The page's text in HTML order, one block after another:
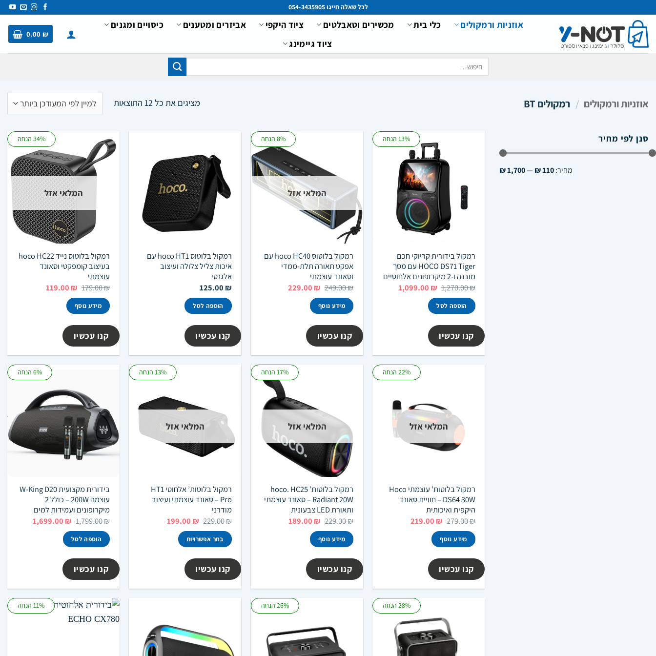
content
לכל שאלה חייגו 054-3435905
אוזניות ורמקולים כלי בית מכשירים וטאבלטים ציוד היקפי אביזרים ומטענים
כיסויים ומגנים
ציוד גיימינג
0.00 ₪
עבור:
אוזניות ורמקולים / רמקולים BT מציגים את כל ⁦12⁩ התוצאות
העדכני
ביותר
סנן לפי מחיר
מחיר:110 ₪
—
1,700 ₪
13% הנחה
רמקול בידורית קריוקי חכם
HOCO DS71 Tiger עם מסך
מובנה ו-2 מיקרופונים אלחוטיים
1,270.00₪ המחיר
המקורי
היה:
1,270.00 ₪.
1,099.00 ₪ המחיר
הוספה לסל
קנו עכשיו
8% הנחה
המלאי אזל
רמקול בלוטוס hoco HC40 עם
אפקט תאורה תלת-ממדי
וסאונד עוצמתי
249.00₪ המחיר
המקורי
היה:
249.00 ₪.
229.00 ₪ המחיר
מידע נוסף
קנו עכשיו
רמקול בלוטוס hoco HT1 עם
איכות צליל צלולה ועיצוב
אלגנטי
125.00 ₪
הוספה לסל
קנו עכשיו
34% הנחה
המלאי אזל
רמקול בלוטוס נייד hoco HC22
בעיצוב קומפקטי וסאונד
עוצמתי
179.00₪ המחיר
המקורי
היה:
179.00 ₪.
119.00 ₪ המחיר
מידע נוסף
קנו עכשיו
22% הנחה
המלאי אזל
רמקול בלוטות’ עוצמתי Hoco
DS64 30W – חוויית סאונד
היקפית ואיכותית
279.00₪ המחיר
המקורי
היה:
279.00 ₪.
219.00 ₪ המחיר
מידע נוסף
קנו עכשיו
17% הנחה
המלאי אזל
רמקול בלוטות’ hoco. HC25
Radiant 20W – סאונד עוצמתי
ותאורת LED צבעונית
229.00₪ המחיר
המקורי
היה:
229.00 ₪.
189.00 ₪ המחיר
מידע נוסף
קנו עכשיו
13% הנחה
המלאי אזל
רמקול בלוטות’ אלחוטי HT1
Pro – סאונד עוצמתי ועיצוב
מודרני
229.00₪ המחיר
המקורי
היה:
229.00 ₪.
199.00 ₪ המחיר
בחר אפשרויות
זה
יש
מספר
את
קנו עכשיו
6% הנחה
בידורית מקצועית W-King D20
עוצמה 200W – כולל 2
מיקרופונים ועמידות למים
1,799.00₪ המחיר
המקורי
היה:
1,799.00 ₪.
1,699.00 ₪ המחיר
הוספה לסל
קנו עכשיו
28% הנחה 26% הנחה 11% הנחה